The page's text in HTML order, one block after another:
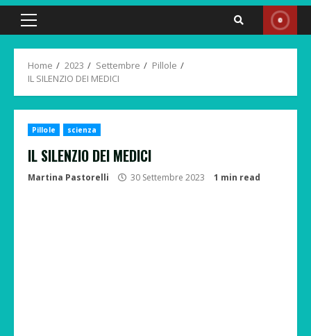
Primary
Home 2023 Settembre
Pillole
IL SILENZIO DEI MEDICI
Pillole scienza
IL SILENZIO DEI MEDICI
Martina Pastorelli 30 Settembre 2023 1 min read